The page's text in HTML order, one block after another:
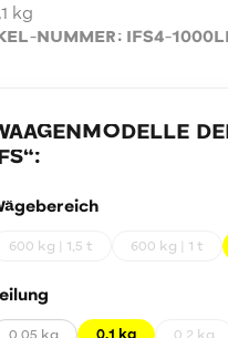
kg
NUMMER: IFS4-
“:
600 kg | 1,5 t 600 kg | 1 t